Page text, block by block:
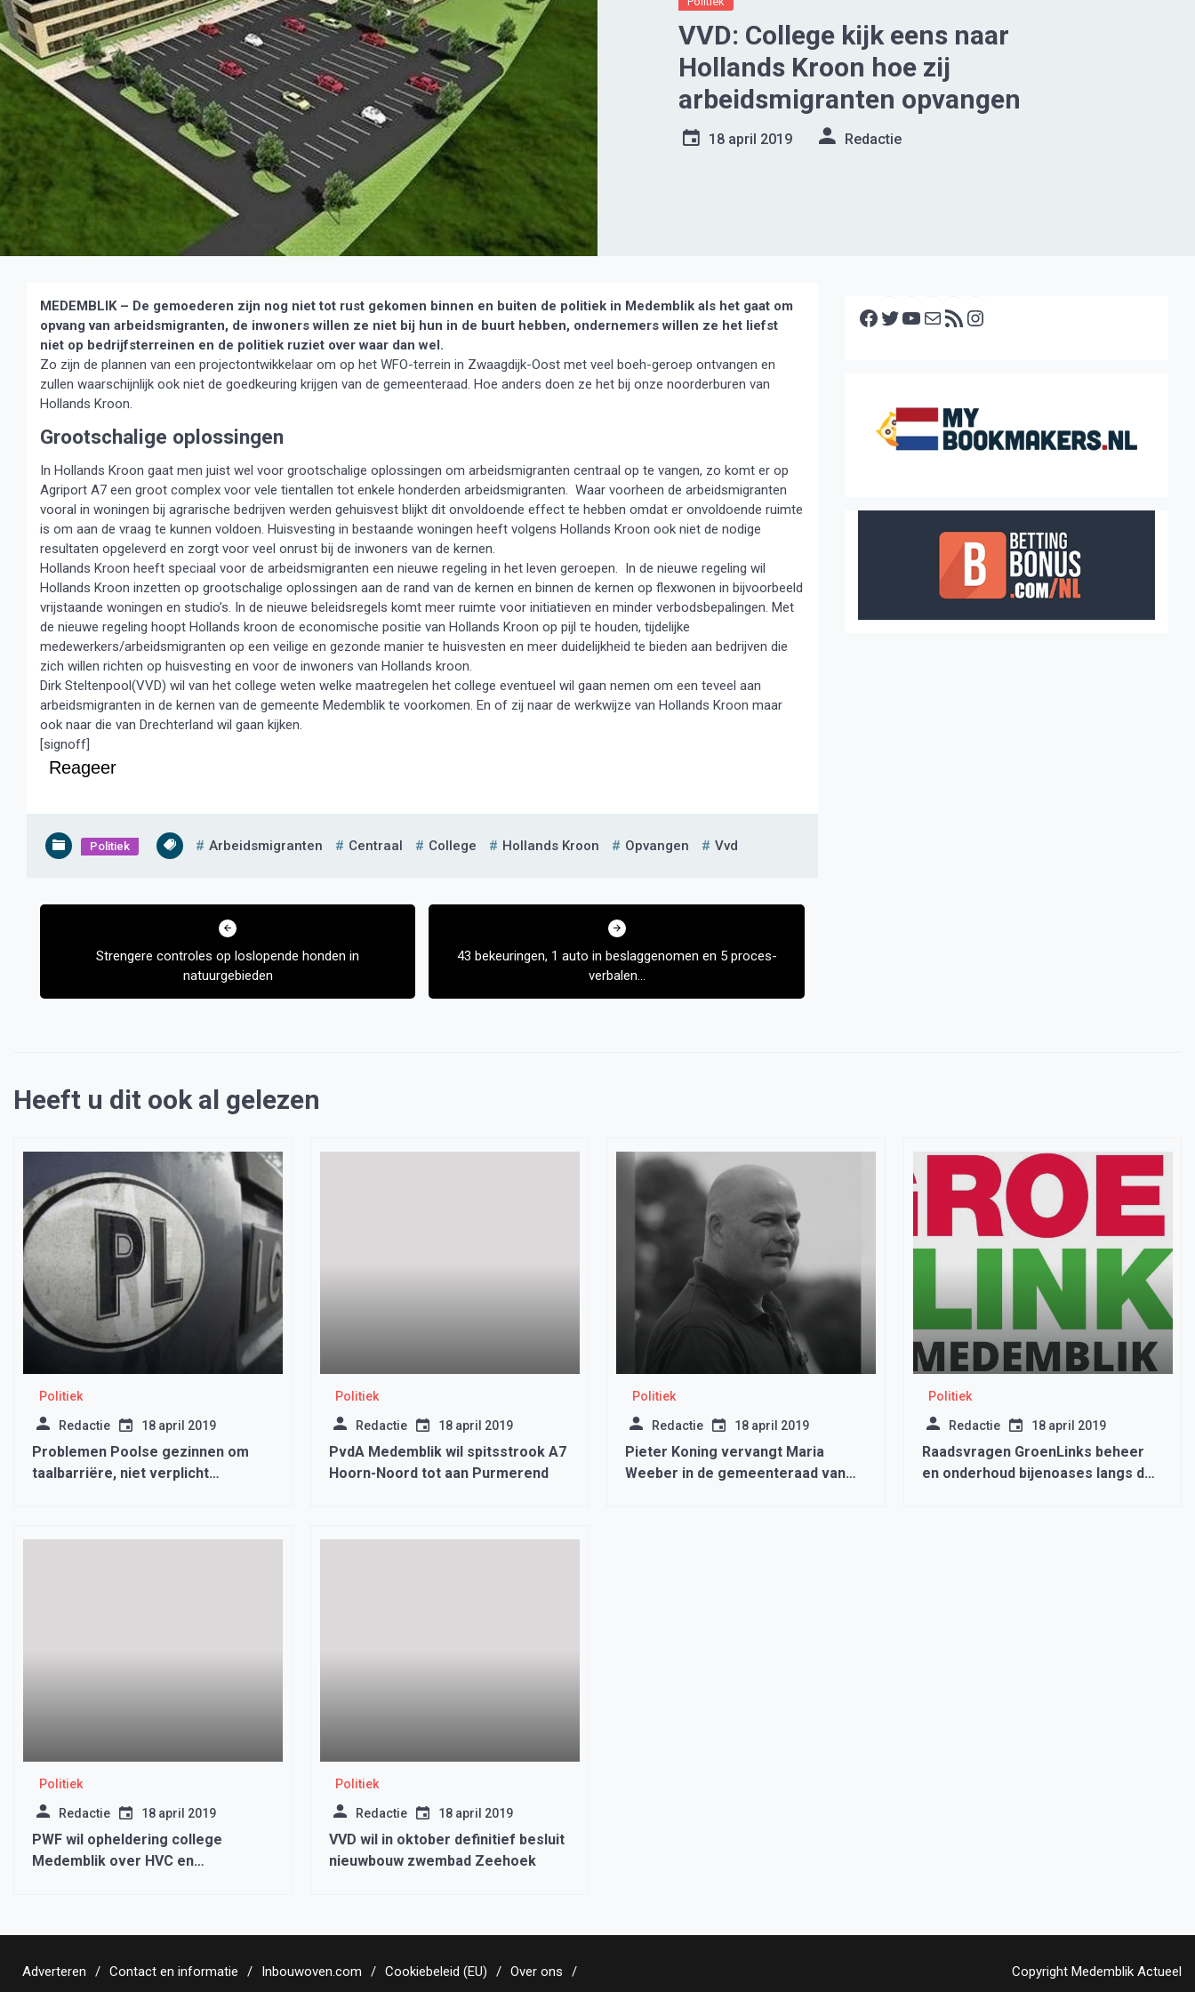
VVD: College kijk eens naar
Hollands Kroon hoe zij
arbeidsmigranten opvangen
18 april 2019 Redactie
MEDEMBLIK – De gemoederen zijn nog niet tot rust gekomen binnen en buiten de politiek in Medemblik als het gaat om
opvang van arbeidsmigranten, de inwoners willen ze niet bij hun in de buurt hebben, ondernemers willen ze het liefst
niet op bedrijfsterreinen en de politiek ruziet over waar dan wel.
Zo zijn de plannen van een projectontwikkelaar om op het WFO-terrein in Zwaagdijk-Oost met veel boeh-geroep ontvangen en
zullen waarschijnlijk ook niet de goedkeuring krijgen van de gemeenteraad. Hoe anders doen ze het bij onze noorderburen van
Hollands Kroon.
Grootschalige oplossingen
In Hollands Kroon gaat men juist wel voor grootschalige oplossingen om arbeidsmigranten centraal op te vangen, zo komt er op
Agriport A7 een groot complex voor vele tientallen tot enkele honderden arbeidsmigranten. Waar voorheen de arbeidsmigranten
vooral in woningen bij agrarische bedrijven werden gehuisvest blijkt dit onvoldoende effect te hebben omdat er onvoldoende ruimte
is om aan de vraag te kunnen voldoen. Huisvesting in bestaande woningen heeft volgens Hollands Kroon ook niet de nodige
resultaten opgeleverd en zorgt voor veel onrust bij de inwoners van de kernen.
Hollands Kroon heeft speciaal voor de arbeidsmigranten een nieuwe regeling in het leven geroepen. In de nieuwe regeling wil
Hollands Kroon inzetten op grootschalige oplossingen aan de rand van de kernen en binnen de kernen op flexwonen in bijvoorbeeld
vrijstaande woningen en studio’s. In de nieuwe beleidsregels komt meer ruimte voor initiatieven en minder verbodsbepalingen. Met
de nieuwe regeling hoopt Hollands kroon de economische positie van Hollands Kroon op pijl te houden, tijdelijke
medewerkers/arbeidsmigranten op een veilige en gezonde manier te huisvesten en meer duidelijkheid te bieden aan bedrijven die
zich willen richten op huisvesting en voor de inwoners van Hollands kroon.
Dirk Steltenpool(VVD) wil van het college weten welke maatregelen het college eventueel wil gaan nemen om een teveel aan
arbeidsmigranten in de kernen van de gemeente Medemblik te voorkomen. En of zij naar de werkwijze van Hollands Kroon maar
ook naar die van Drechterland wil gaan kijken.
[signoff]
Reageer
Politiek Arbeidsmigranten Centraal College Hollands Kroon Opvangen Vvd
Bericht
Strengere controles op loslopende honden in
natuurgebieden
43 bekeuringen, 1 auto in beslaggenomen en 5 proces-
verbalen…
Facebook Twitter YouTube E-mail RSS feed
Heeft u dit ook al gelezen
Politiek
Redactie 18 april 2019
Problemen Poolse gezinnen om
taalbarriëre, niet verplicht
Politiek
Redactie 18 april 2019
PvdA Medemblik wil spitsstrook A7
Hoorn-Noord tot aan Purmerend
Politiek
Redactie 18 april 2019
Pieter Koning vervangt Maria
Weeber in de gemeenteraad van
Politiek
Redactie 18 april 2019
Raadsvragen GroenLinks beheer
en onderhoud bijenoases langs de
Politiek
Redactie 18 april 2019
PWF wil opheldering college
Medemblik over HVC en
Politiek
Redactie 18 april 2019
VVD wil in oktober definitief besluit
nieuwbouw zwembad Zeehoek
Adverteren Contact en informatie Inbouwoven.com Cookiebeleid (EU) Over ons Copyright Medemblik Actueel